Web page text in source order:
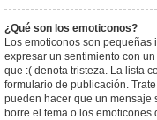
¿Qué son los emoticonos?
Los emoticonos son
expresar un sentimiento con
que :( denota tristeza. La lista
formulario de publicación.
pueden hacer que un mensaje
borre el tema o los